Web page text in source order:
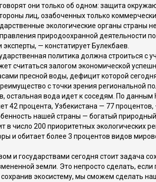
они только об одном: защита
лиц, озабоченных только
экологические органы страны
природоохранной деятельности
— констатирует Булекбаев.
политика должна строиться с
считаться залогом экономической
пресной воды, дефицит которой
с точки зрения региональной
остальная вода идет к соседям. По
42 процента, Узбекистана — 77
нашей страны — богатый
число 200 приоритетных экологических
и обитает более 3 процентов видов
и государствами сегодня стоит задача
земли. Это непросто сделать,
экосистему, мы сможем сделать